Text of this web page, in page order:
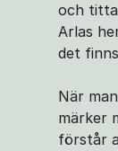
och titta
Arlas
det
När
märker
förstår